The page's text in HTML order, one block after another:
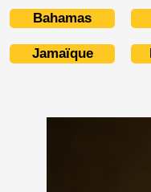
Bahamas
Jamaïque